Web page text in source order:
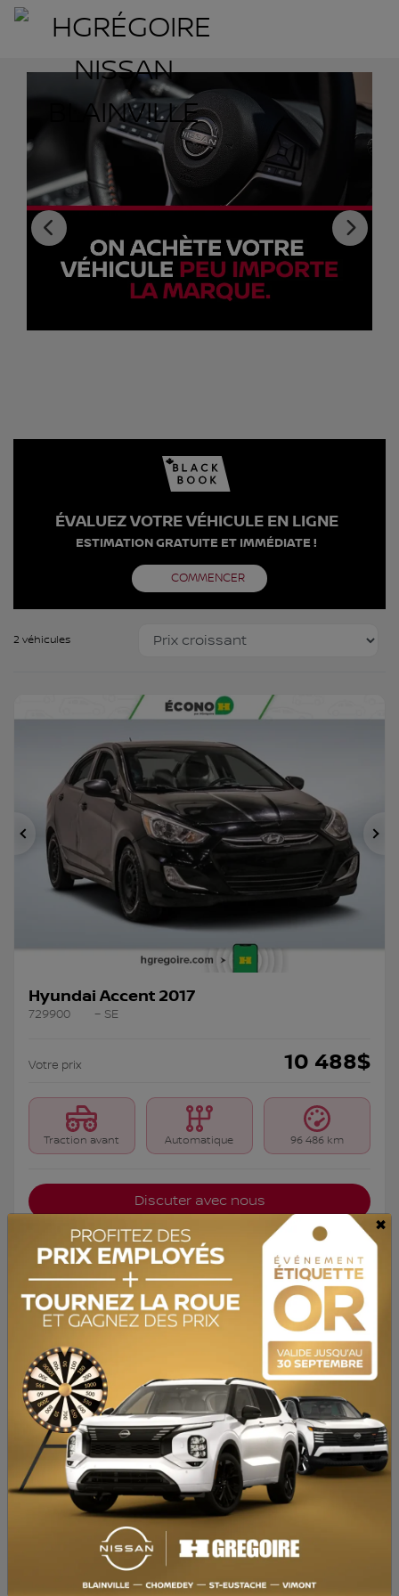
ÉVALUEZ VOTRE VÉHICULE EN LIGNE
ESTIMATION GRATUITE ET IMMÉDIATE !
COMMENCER
2 véhicules
Précédent
Hyundai Accent 2017
729900 – SE
Votre prix 10 488$
Traction avant Automatique 96 486 km
Discuter avec nous
Valeur d'échange instantanée
Confirmer la disponibilité
Mentions légales
×